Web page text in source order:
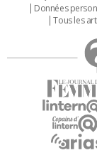
Données
Tous les